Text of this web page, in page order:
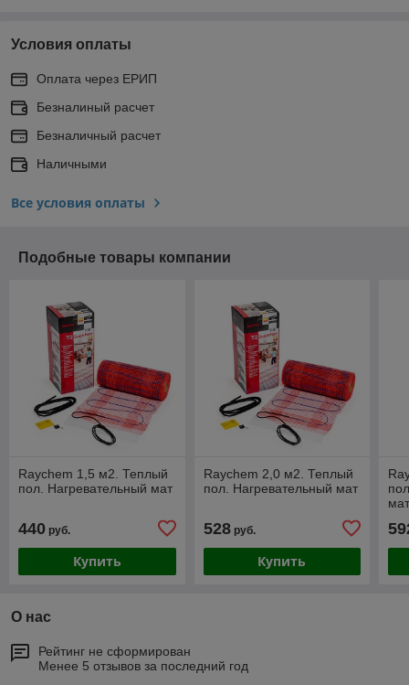
Условия оплаты
Оплата через ЕРИП
Безналиный расчет
Безналичный расчет
Наличными
Все условия оплаты
Подобные товары компании
Raychem 1,5 м2. Теплый
пол. Нагревательный мат
440 руб.
Купить
Raychem 2,0 м2. Теплый
пол. Нагревательный мат
528руб.
Купить
О нас
Рейтинг не сформирован
Менее 5 отзывов за последний год